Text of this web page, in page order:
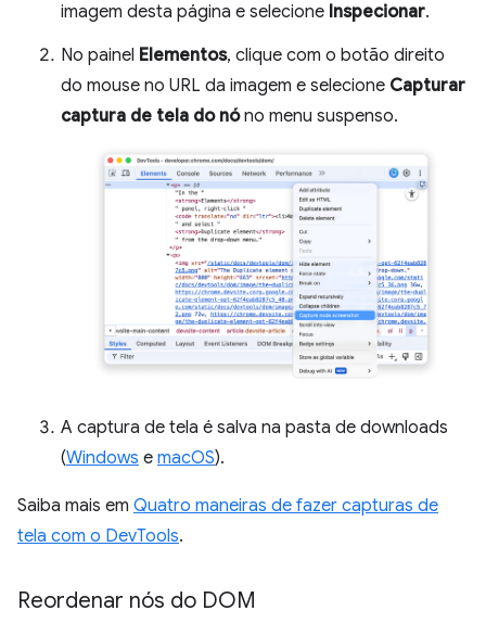
imagem desta página e selecione Inspecionar.
No painel Elementos, clique com o botão direito
do mouse no URL da imagem e selecione Capturar
captura de tela do nóno menu suspenso.
A captura de tela é salva na pasta de downloads
(Windows e macOS).
Saiba mais em Quatro maneiras de fazer capturas de
tela com o DevTools.
Reordenar nós do DOM